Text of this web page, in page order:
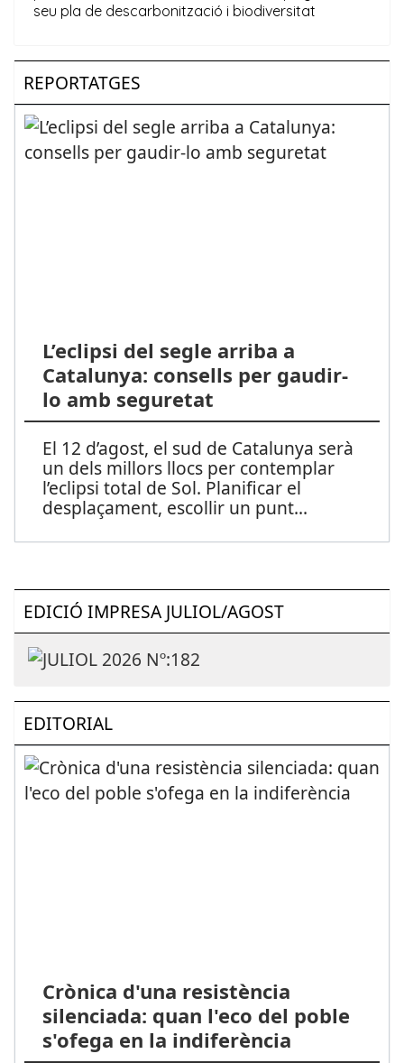
REPORTATGES
L’eclipsi del segle arriba a
Catalunya: consells per gaudir-
lo amb seguretat
El 12 d’agost, el sud de Catalunya serà
un dels millors llocs per contemplar
l’eclipsi total de Sol. Planificar el
desplaçament, escollir un punt...
EDICIÓ IMPRESA JULIOL/AGOST
EDITORIAL
Crònica d'una resistència
silenciada: quan l'eco del poble
s'ofega en la indiferència